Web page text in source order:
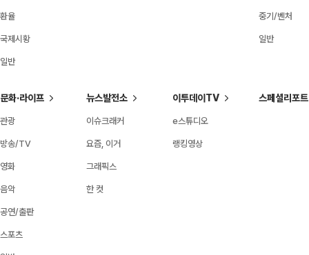
환율
국제시황
일반
중기/벤처
일반
문화·라이프
관광
방송/TV
영화
음악
공연/출판
스포츠
뉴스발전소
이슈크래커
요즘, 이거
그래픽스
한 컷
이투데이TV
e스튜디오
랭킹영상
스페셜리포트